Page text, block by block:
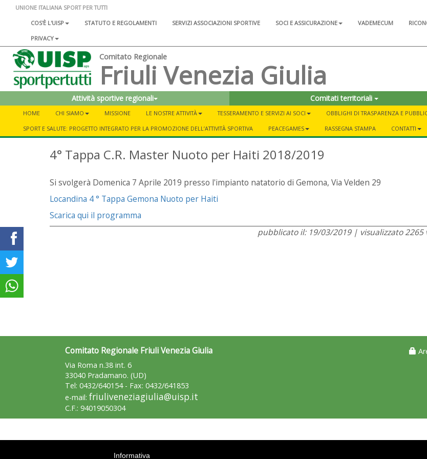
UNIONE ITALIANA SPORT PER TUTTI
COS'È L'UISP
STATUTO E REGOLAMENTI SERVIZI ASSOCIAZIONI SPORTIVE SOCI E ASSICURAZIONE VADEMECUM
PRIVACY
Comitato Regionale
Friuli Venezia Giulia
Attività sportive regionali Comitati territoriali
HOME CHI SIAMO MISSIONE LE NOSTRE ATTIVITÀ TESSERAMENTO E SERVIZI AI SOCI OBBLIGHI DI TRASPARENZA E
SPORT E SALUTE: PROGETTO INTEGRATO PER LA PROMOZIONE DELL’ATTIVITÀ SPORTIVA
PEACEGAMES RASSEGNA STAMPA CONTATTI
4° Tappa C.R. Master Nuoto per Haiti 2018/2019
Si svolgerà Domenica 7 Aprile 2019 presso l'impianto natatorio di Gemona, Via Velden 29
Locandina 4 ° Tappa Gemona Nuoto per Haiti
Scarica qui il programma
pubblicato il: 19/03/2019 | visualizzato 2265
Comitato Regionale Friuli Venezia Giulia
Via Roma n.38 int. 6
33040 Pradamano. (UD)
Tel: 0432/640154 - Fax: 0432/641853
e-mail: friuliveneziagiulia@uisp.it
C.F.: 94019050304
Informativa